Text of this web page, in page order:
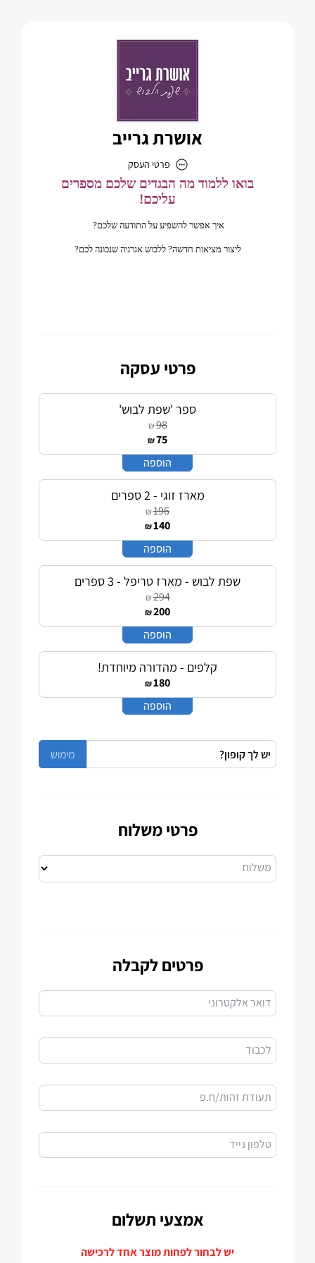
אושרת גרייב
פרטי העסק
פרטי עסקה
ספר 'שפת לבוש'
98
₪
75
₪
הוספה
מארז זוגי - 2 ספרים
196
₪
140
₪
הוספה
שפת לבוש - מארז טריפל - 3 ספרים
294
₪
200
₪
הוספה
קלפים - מהדורה מיוחדת!
180
₪
הוספה
פרטי משלוח
משלוח
פרטים לקבלה
דואר אלקטרוני
לכבוד
תעודת זהות/ח.פ
טלפון נייד
אמצעי תשלום
יש לבחור לפחות מוצר אחד לרכישה